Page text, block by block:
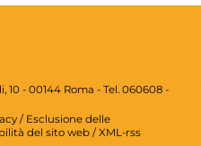
10 - 00144 Roma - Tel. 060608 -
/ Esclusione delle
del sito web /XML-rss